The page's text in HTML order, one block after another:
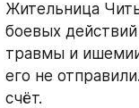
Жительница
боевых
травмы и ишемии
его не
счёт.